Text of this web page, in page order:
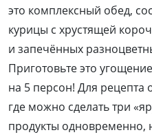
это комплексный обед,
курицы с хрустящей
и запечённых
Приготовьте это
на 5 персон! Для рецепта
где можно сделать три
продукты одновременно,